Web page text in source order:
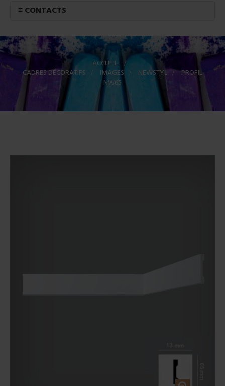
≡ CONTACTS
ACCUEIL >
CADRES DÉCORATIFS > IMAGES > NEWSTYL > PROFIL
NW65